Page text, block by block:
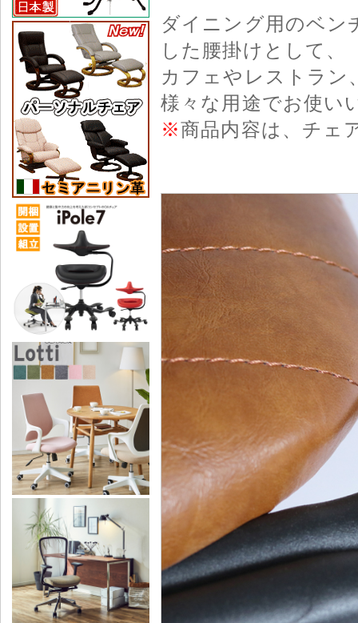
ダイニング用のベン
した腰掛けとして、
カフェやレストラン
様々な用途でお使い
※商品内容は、チェ